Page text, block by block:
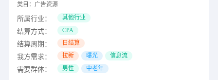
类目： 广告资源
所属行业： 其他行业
结算方式： CPA
结算周期： 日结算
我方需求： 拉新 曝光 信息流
需要群体： 男性 中老年